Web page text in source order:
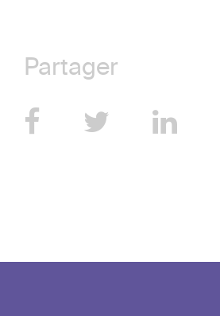
Partager